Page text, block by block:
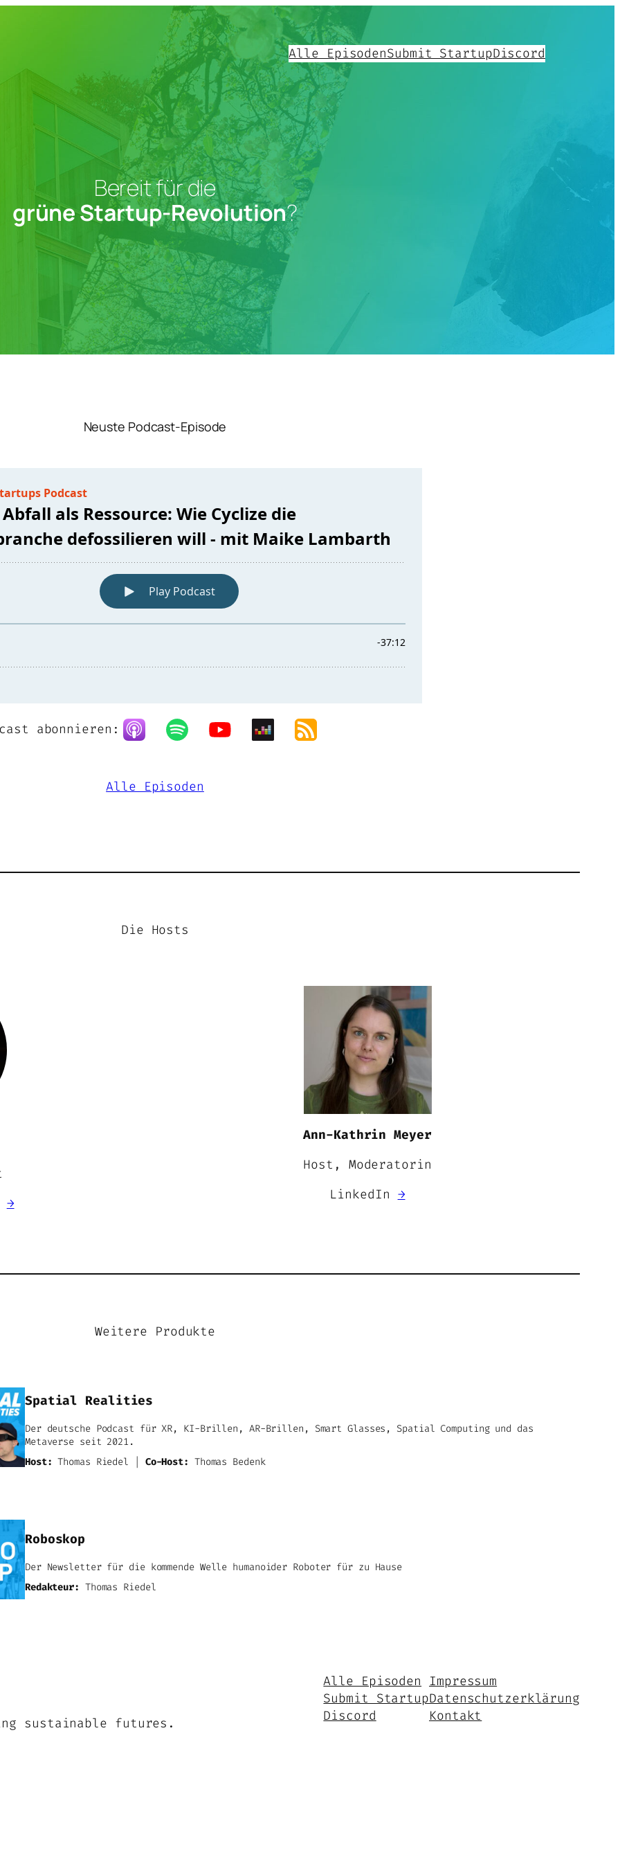
Alle EpisodenSubmit StartupDiscord
Bereit für die
grüne Startup-Revolution?
Neuste Podcast-Episode
abonnieren:
Alle Episoden
Die Hosts
→
Ann-Kathrin Meyer
Host, Moderatorin
LinkedIn →
Weitere Produkte
Spatial Realities
Der deutsche Podcast für XR, KI-Brillen, AR-Brillen, Smart Glasses, Spatial Computing und das
Metaverse seit 2021.
Host: Thomas Riedel | Co-Host: Thomas Bedenk
Roboskop
Der Newsletter für die kommende Welle humanoider Roboter für zu Hause
Redakteur: Thomas Riedel
sustainable futures.
Alle Episoden
Submit Startup
Discord
Impressum
Datenschutzerklärung
Kontakt